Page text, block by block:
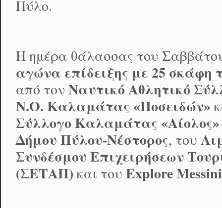
Πύλο.
Η ημέρα θάλασσας του
αγώνα επίδειξης με 25 σκάφη
από τον Ναυτικό Αθλητικό
Ν.Ο. Καλαμάτας «Ποσειδών»
Σύλλογο Καλαμάτας «Αίολος»
Δήμου Πύλου-Νέστορος, του
Συνδέσμου Επιχειρήσεων
(ΣΕΤΑΠ) και του Explore